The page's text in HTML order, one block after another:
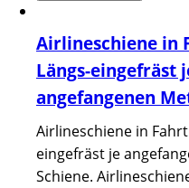
Airlineschiene in
Längs-eingefräst
angefangenen
Airlineschiene in
eingefräst je
Schiene.